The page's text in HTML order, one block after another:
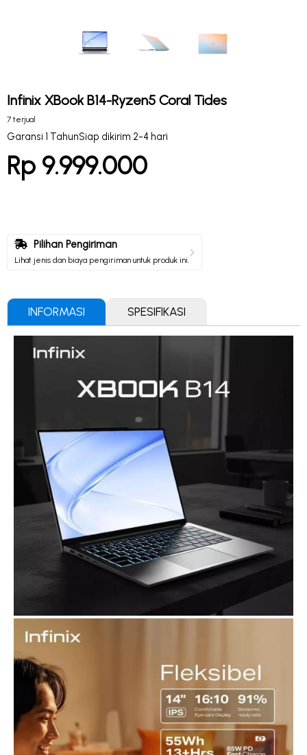
Infinix XBook B14-Ryzen5 Coral Tides
7 terjual
Garansi 1 TahunSiap dikirim 2-4 hari
Rp 9.999.000
Pilihan Pengiriman
Lihat jenis dan biaya pengiriman untuk produk ini.
INFORMASI SPESIFIKASI